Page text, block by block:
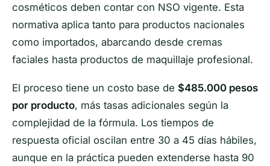
cosméticos deben contar con NSO vigente. Esta
normativa aplica tanto para productos nacionales
como importados, abarcando desde cremas
faciales hasta productos de maquillaje profesional.
El proceso tiene un costo base de $485.000 pesos
por producto, más tasas adicionales según la
complejidad de la fórmula. Los tiempos de
respuesta oficial oscilan entre 30 a 45 días hábiles,
aunque en la práctica pueden extenderse hasta 90